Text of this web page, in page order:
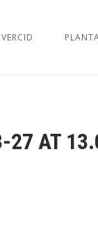
27 AT